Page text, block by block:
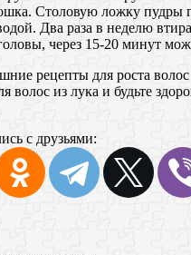
Столовую ложку пудры
Два раза в неделю
через 15-20 минут
рецепты для роста
волос из лука и будьте
с друзьями: